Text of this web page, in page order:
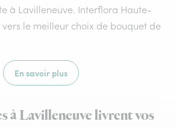
à Lavilleneuve. Interflora Haute-
le meilleur choix de bouquet de
En savoir plus
à Lavilleneuve livrent vos